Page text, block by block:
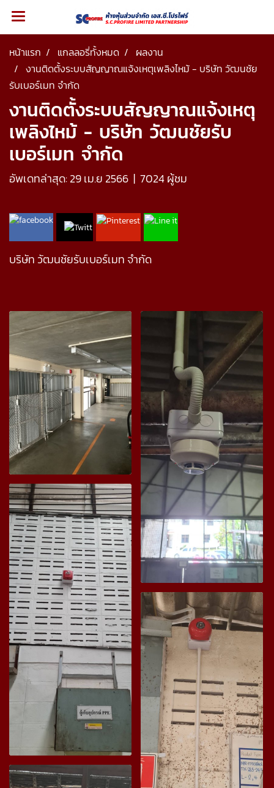
หน้าแรก แกลลอรี่ทั้งหมด
ผลงาน
งานติดตั้งระบบสัญญาณแจ้งเหตุเพลิงไหม้ - บริษัท วัฒนชัย
รับเบอร์เมท จำกัด
งานติดตั้งระบบสัญญาณแจ้งเหตุ
เพลิงไหม้ - บริษัท วัฒนชัยรับ
เบอร์เมท จำกัด
อัพเดทล่าสุด: 29 เม.ย 2566 | 7024 ผู้ชม
บริษัท วัฒนชัยรับเบอร์เมท จำกัด